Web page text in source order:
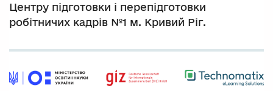
Центру підготовки і перепідготовки
робітничих кадрів №1 м. Кривий Ріг.